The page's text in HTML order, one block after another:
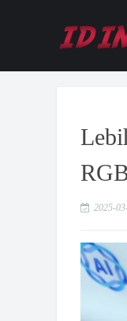
2025-